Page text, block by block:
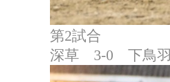
第2試合
深草 3-0 下鳥羽